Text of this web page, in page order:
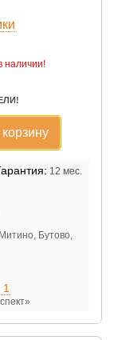
наличии!
12 мес.
Бутово,